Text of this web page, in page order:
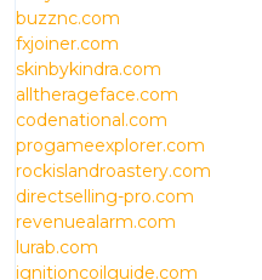
buzznc.com
fxjoiner.com
skinbykindra.com
alltherageface.com
codenational.com
progameexplorer.com
rockislandroastery.com
directselling-pro.com
revenuealarm.com
lurab.com
ignitioncoilguide.com